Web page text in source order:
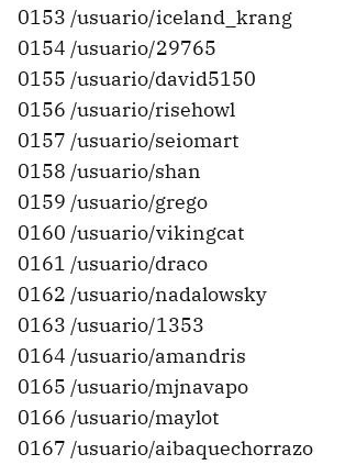
0153 /usuario/iceland_krang
0154 /usuario/29765
0155 /usuario/david5150
0156 /usuario/risehowl
0157 /usuario/seiomart
0158 /usuario/shan
0159 /usuario/grego
0160 /usuario/vikingcat
0161 /usuario/draco
0162 /usuario/nadalowsky
0163 /usuario/1353
0164 /usuario/amandris
0165 /usuario/mjnavapo
0166 /usuario/maylot
0167 /usuario/aibaquechorrazo